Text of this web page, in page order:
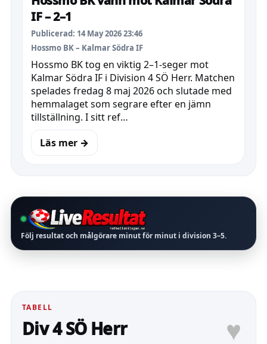
IF – 2–1
Publicerad: 14 May 2026 23:46
Hossmo BK – Kalmar Södra IF
Hossmo BK tog en viktig 2–1-seger mot
Kalmar Södra IF i Division 4 SÖ Herr. Matchen
spelades fredag 8 maj 2026 och slutade med
hemmalaget som segrare efter en jämn
tillställning. I sitt ref…
Läs mer →
Följ resultat och målgörare minut för minut i division 3–5.
TABELL
Div 4 SÖ Herr ♥